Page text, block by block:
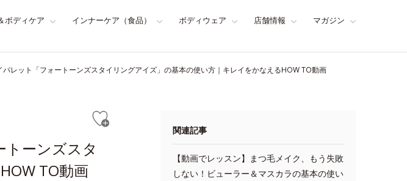
ボディケア インナーケア（食品） ボディウェア 店舗情報 マガジン
パレット「フォートーンズスタイリングアイズ」の基本の使い方｜キレイをかなえるHOW TO動画
トーンズスタ
TO動画
関連記事
【動画でレッスン】まつ毛メイク、もう失敗
しない！ビューラー＆マスカラの基本の使い